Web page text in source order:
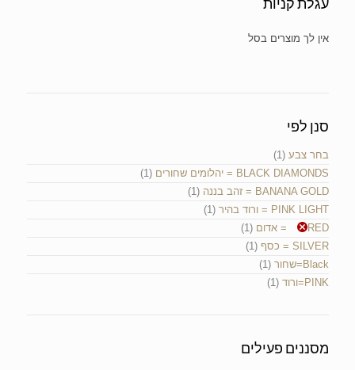
סנן לפי
בחר צבע (1)
BLACK DIAMONDS = יהלומים שחורים
(1)
BANANA GOLD = זהב בננה
(1)
PINK LIGHT = ורוד בהיר
(1)
RED = אדום
(1)
SILVER = כסף
(1)
Black=שחור
(1)
PINK=ורוד
(1)
מסננים פעילים